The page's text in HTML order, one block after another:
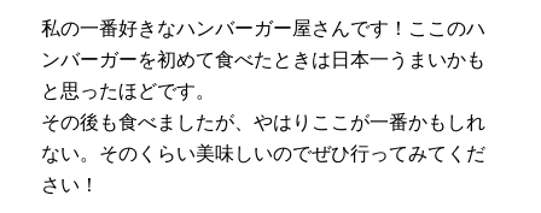
私の一番好きなハンバーガー屋さんです！ここのハ
ンバーガーを初めて食べたときは日本一うまいかも
と思ったほどです。
その後も食べましたが、やはりここが一番かもしれ
ない。そのくらい美味しいのでぜひ行ってみてくだ
さい！